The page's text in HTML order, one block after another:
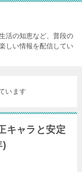
活の知恵など、普段の
しい情報を配信してい
います
キャラと安定
)